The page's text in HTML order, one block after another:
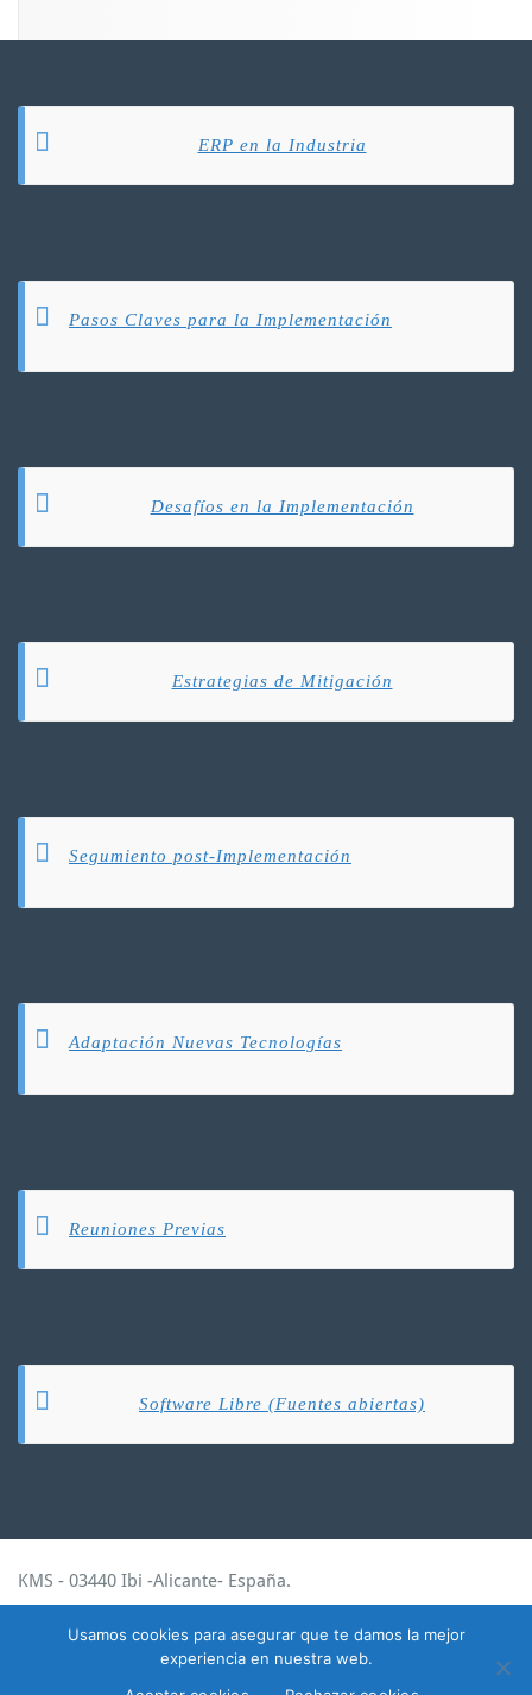
ERP en la Industria
Pasos Claves para la Implementación
Desafíos en la Implementación
Estrategias de Mitigación
Segumiento post-Implementación
Adaptación Nuevas Tecnologías
Reuniones Previas
Software Libre (Fuentes abiertas)
KMS - 03440 Ibi -Alicante- España.
kmsistemas@kmsistemas.com
Todos los derechos reservados. WordPress Theme.
Usamos cookies para asegurar que te damos la mejor
experiencia en nuestra web.